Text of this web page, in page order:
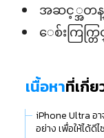
အဆင့္အတန္း
ေစ်းကြက္တြ
เนื้อหาที่เกี่
iPhone Ultra อ
อย่าง เพื่อให้ได้ดี